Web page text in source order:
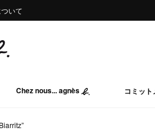
ついて
いて
ついて
Chez nous... agnès コミット